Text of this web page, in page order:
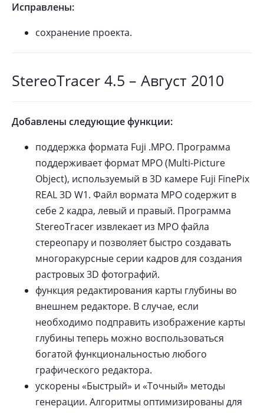
Исправлены:
сохранение проекта.
StereoTracer 4.5 – Август 2010
Добавлены следующие функции:
поддержка формата Fuji .MPO. Программа
поддерживает формат MPO (Multi-Picture
Object), используемый в 3D камере Fuji FinePix
REAL 3D W1. Файл вормата MPO содержит в
себе 2 кадра, левый и правый. Программа
StereoTracer извлекает из MPO файла
стереопару и позволяет быстро создавать
многоракурсные серии кадров для создания
растровых 3D фотографий.
функция редактирования карты глубины во
внешнем редакторе. В случае, если
необходимо подправить изображение карты
глубины теперь можно воспользоваться
богатой функциональностью любого
графического редактора.
ускорены «Быстрый» и «Точный» методы
генерации. Алгоритмы оптимизированы для